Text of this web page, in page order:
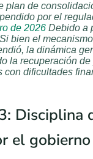
plan de
por el
de 2026 Debido a
bien el
la dinámica
la recuperación
con dificultades
Disciplina
el gobierno